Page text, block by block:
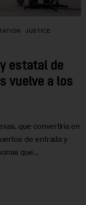
JUSTICE
estatal de
vuelve a los
que convertiría en
de entrada y
que…